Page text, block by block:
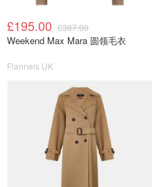
£195.00 £387.00
Weekend Max Mara 圆领毛衣
Flannels UK